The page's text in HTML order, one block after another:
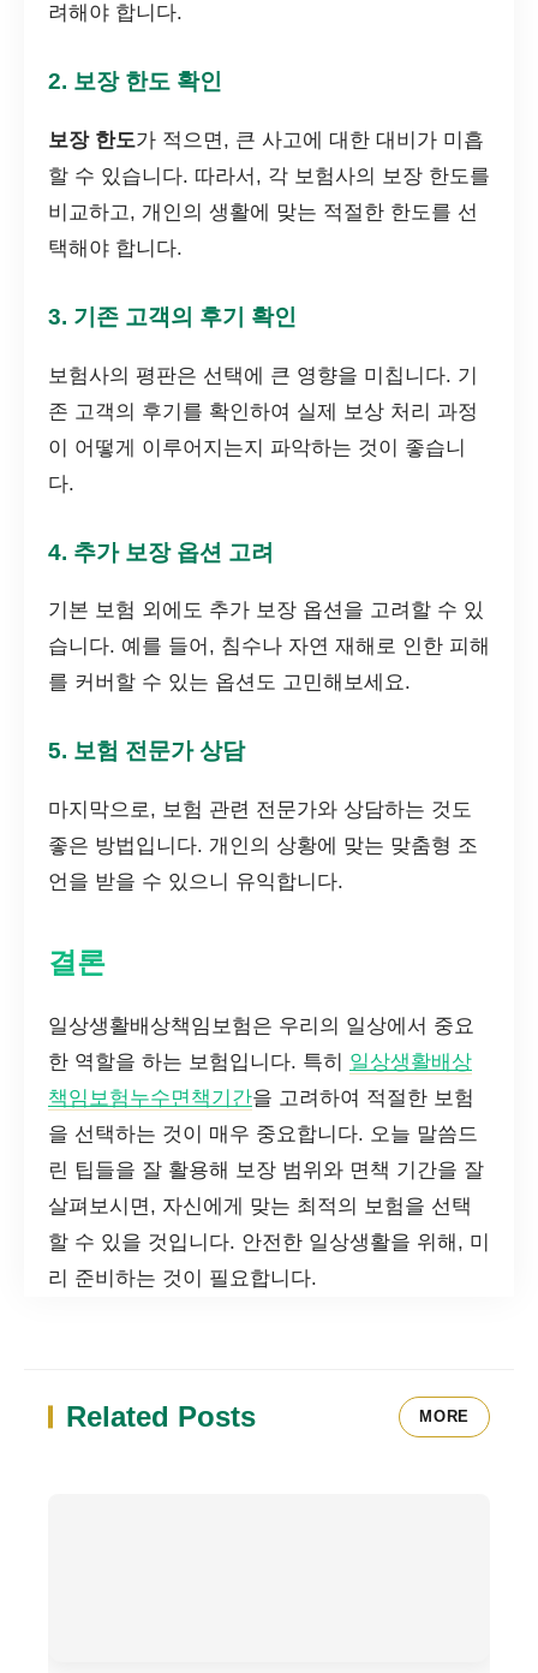
려해야 합니다.
2. 보장 한도 확인
보장 한도가 적으면, 큰 사고에 대한 대비가 미흡
할 수 있습니다. 따라서, 각 보험사의 보장 한도를
비교하고, 개인의 생활에 맞는 적절한 한도를 선
택해야 합니다.
3. 기존 고객의 후기 확인
보험사의 평판은 선택에 큰 영향을 미칩니다. 기
존 고객의 후기를 확인하여 실제 보상 처리 과정
이 어떻게 이루어지는지 파악하는 것이 좋습니
다.
4. 추가 보장 옵션 고려
기본 보험 외에도 추가 보장 옵션을 고려할 수 있
습니다. 예를 들어, 침수나 자연 재해로 인한 피해
를 커버할 수 있는 옵션도 고민해보세요.
5. 보험 전문가 상담
마지막으로, 보험 관련 전문가와 상담하는 것도
좋은 방법입니다. 개인의 상황에 맞는 맞춤형 조
언을 받을 수 있으니 유익합니다.
결론
일상생활배상책임보험은 우리의 일상에서 중요
한 역할을 하는 보험입니다. 특히 일상생활배상
책임보험누수면책기간을 고려하여 적절한 보험
을 선택하는 것이 매우 중요합니다. 오늘 말씀드
린 팁들을 잘 활용해 보장 범위와 면책 기간을 잘
살펴보시면, 자신에게 맞는 최적의 보험을 선택
할 수 있을 것입니다. 안전한 일상생활을 위해, 미
리 준비하는 것이 필요합니다.
Related Posts MORE